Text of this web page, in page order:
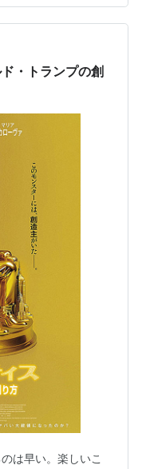
・ルール1 攻撃、攻
な ・ルール3 勝利
ナルド・トランプ
は一流の実業家へ
・トランプの創
は早い。楽しいこ